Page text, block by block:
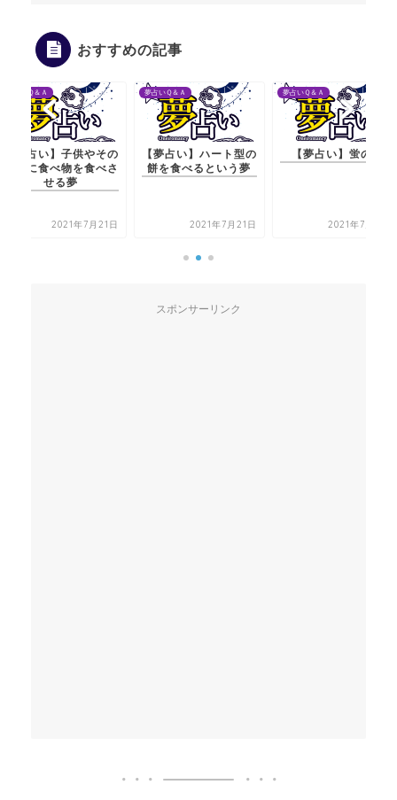
おすすめの記事
夢占いＱ＆Ａ
【夢占い】子供やその
友達に食べ物を食べさ
せる夢
2021年7月21日
夢占いＱ＆Ａ
【夢占い】ハート型の
餅を食べるという夢
2021年7月21日
夢占いＱ＆Ａ
【夢占い】蛍の夢
2021年7月21日
スポンサーリンク